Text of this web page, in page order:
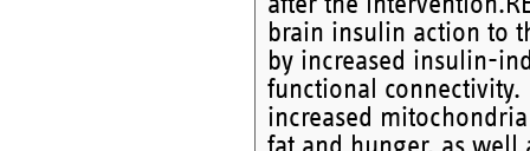
brain insulin action to
by increased insulin-
functional
increased